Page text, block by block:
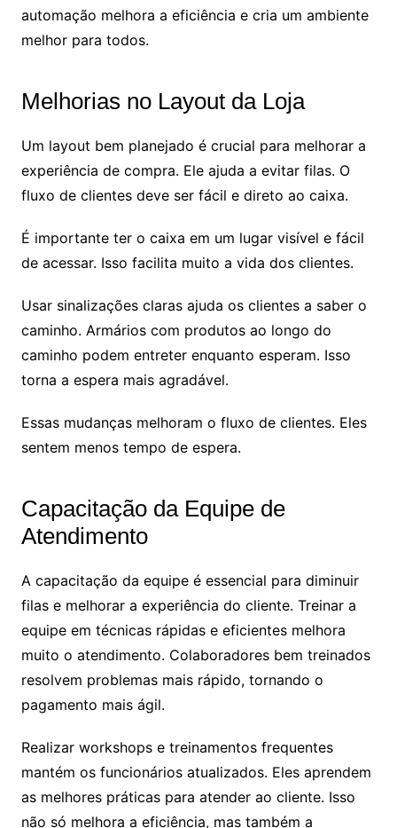
automação melhora a eficiência e cria um ambiente
melhor para todos.
Melhorias no Layout da Loja
Um layout bem planejado é crucial para melhorar a
experiência de compra. Ele ajuda a evitar filas. O
fluxo de clientes deve ser fácil e direto ao caixa.
É importante ter o caixa em um lugar visível e fácil
de acessar. Isso facilita muito a vida dos clientes.
Usar sinalizações claras ajuda os clientes a saber o
caminho. Armários com produtos ao longo do
caminho podem entreter enquanto esperam. Isso
torna a espera mais agradável.
Essas mudanças melhoram o fluxo de clientes. Eles
sentem menos tempo de espera.
Capacitação da Equipe de
Atendimento
A capacitação da equipe é essencial para diminuir
filas e melhorar a experiência do cliente. Treinar a
equipe em técnicas rápidas e eficientes melhora
muito o atendimento. Colaboradores bem treinados
resolvem problemas mais rápido, tornando o
pagamento mais ágil.
Realizar workshops e treinamentos frequentes
mantém os funcionários atualizados. Eles aprendem
as melhores práticas para atender ao cliente. Isso
não só melhora a eficiência, mas também a